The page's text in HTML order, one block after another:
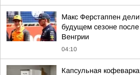
Макс Ферстаппен
будущем сезоне
Венгрии
04:10
Капсульная